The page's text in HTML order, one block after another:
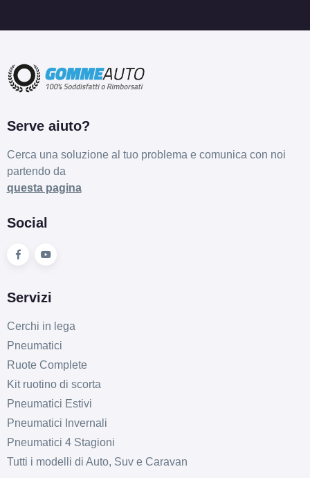
Serve aiuto?
Cerca una soluzione al tuo problema e comunica con noi
partendo da
questa pagina
Social
Servizi
Cerchi in lega
Pneumatici
Ruote Complete
Kit ruotino di scorta
Pneumatici Estivi
Pneumatici Invernali
Pneumatici 4 Stagioni
Tutti i modelli di Auto, Suv e Caravan